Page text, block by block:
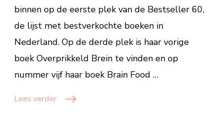
binnen op de eerste plek van de Bestseller 60,
de lijst met bestverkochte boeken in
Nederland. Op de derde plek is haar vorige
boek Overprikkeld Brein te vinden en op
nummer vijf haar boek Brain Food …
Lees verder